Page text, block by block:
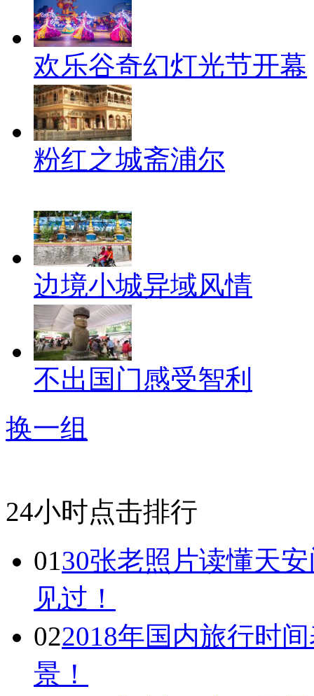
欢乐谷奇幻灯光节开幕
粉红之城斋浦尔
边境小城异域风情
不出国门感受智利
换一组
24小时点击排行
0130张老照片读懂天
见过！
022018年国内旅行时
景！